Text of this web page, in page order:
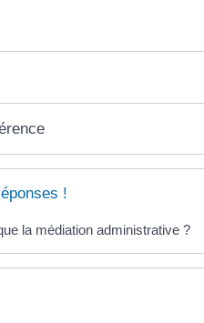
!
la médiation administrative ?